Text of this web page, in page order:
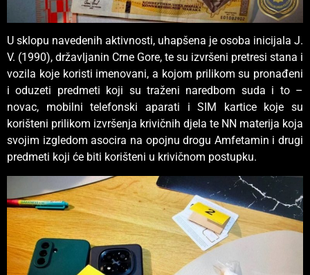
U sklopu navedenih aktivnosti, uhapšena je osoba inicijala J.
V. (1990), državljanin Crne Gore, te su izvršeni pretresi stana i
vozila koje koristi imenovani, a kojom prilikom su pronađeni
i oduzeti predmeti koji su traženi naredbom suda i to –
novac, mobilni telefonski aparati i SIM kartice koje su
korišteni prilikom izvršenja krivičnih djela te NN materija koja
svojim izgledom asocira na opojnu drogu Amfetamin i drugi
predmeti koji će biti korišteni u krivičnom postupku.